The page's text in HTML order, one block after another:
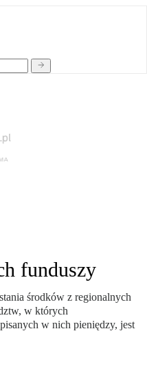
funduszy
środków z regionalnych
w których
w nich pieniędzy, jest